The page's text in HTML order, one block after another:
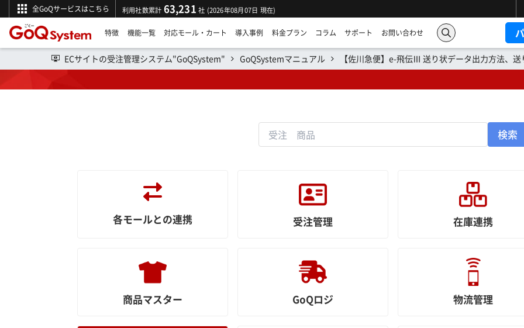
全GoQサービスはこちら 利用社数累計 63,231 社 (2026年08月07日 現在)
特徴 機能一覧 対応モール・カート 導入事例 料金プラン コラム サポート お問い合わせ
ECサイトの受注管理システム"GoQSystem" GoQSystemマニュアル 【佐川急便】e-飛伝Ⅲ 送り状データ出力方法、
検索
各モールとの連携 受注管理 在庫連携
商品マスター GoQロジ 物流管理